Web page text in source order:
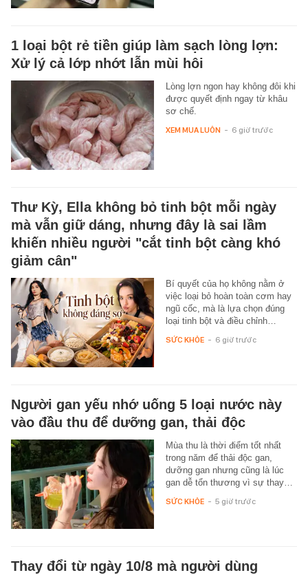
1 loại bột rẻ tiền giúp làm sạch lòng lợn:
Xử lý cả lớp nhớt lẫn mùi hôi
Lòng lợn ngon hay không đôi khi
được quyết định ngay từ khâu
sơ chế.
XEM MUA LUÔN - 6 giờ trước
Thư Kỳ, Ella không bỏ tinh bột mỗi ngày
mà vẫn giữ dáng, nhưng đây là sai lầm
khiến nhiều người "cắt tinh bột càng khó
giảm cân"
Bí quyết của họ không nằm ở
việc loại bỏ hoàn toàn cơm hay
ngũ cốc, mà là lựa chọn đúng
loại tinh bột và điều chỉnh…
SỨC KHỎE - 6 giờ trước
Người gan yếu nhớ uống 5 loại nước này
vào đầu thu để dưỡng gan, thải độc
Mùa thu là thời điểm tốt nhất
trong năm để thải độc gan,
dưỡng gan nhưng cũng là lúc
gan dễ tổn thương vì sự thay…
SỨC KHỎE - 5 giờ trước
Thay đổi từ ngày 10/8 mà người dùng